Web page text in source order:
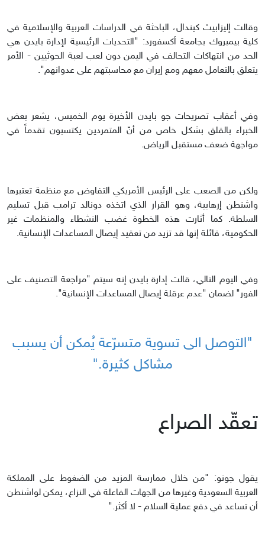
وقالت إليزابيث كيندال، الباحثة في الدراسات العربية والإسلامية في
كلية بيمبروك بجامعة أكسفورد: "التحديات الرئيسية لإدارة بايدن هي
الحد من انتهاكات التحالف في اليمن دون لعب لعبة الحوثيين - الأمر
يتعلق بالتعامل معهم ومع إيران مع محاسبتهم على عدوانهم".
وفي أعقاب تصريحات جو بايدن الأخيرة يوم الخميس، يشعر بعض
الخبراء بالقلق بشكل خاص من أنّ المتمردين يكتسبون تقدماً في
مواجهة ضعف مستقبل الرياض.
ولكن من الصعب على الرئيس الأمريكي التفاوض مع منظمة تعتبرها
واشنطن إرهابية، وهو القرار الذي اتخذه دونالد ترامب قبل تسليم
السلطة. كما أثارت هذه الخطوة غضب النشطاء والمنظمات غير
الحكومية، قائلة إنها قد تزيد من تعقيد إيصال المساعدات الإنسانية.
وفي اليوم التالي، قالت إدارة بايدن إنه سيتم "مراجعة التصنيف على
الفور" لضمان "عدم عرقلة إيصال المساعدات الإنسانية".
"التوصل الى تسوية متسرّعة يُمكن أن يسبب
مشاكل كثيرة."
تعقّد الصراع
يقول جونو: "من خلال ممارسة المزيد من الضغوط على المملكة
العربية السعودية وغيرها من الجهات الفاعلة في النزاع، يمكن لواشنطن
أن تساعد في دفع عملية السلام - لا أكثر."